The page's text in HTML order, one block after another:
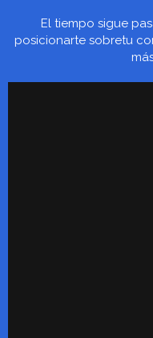
El tiempo sigue
posicionarte sobretu